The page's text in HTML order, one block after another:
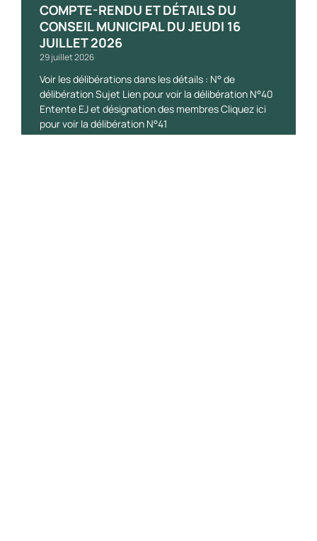
COMPTE-RENDU ET DÉTAILS DU
CONSEIL MUNICIPAL DU JEUDI 16
JUILLET 2026
29 juillet 2026
Voir les délibérations dans les détails : N° de
délibération Sujet Lien pour voir la délibération N°40
Entente EJ et désignation des membres Cliquez ici
pour voir la délibération N°41